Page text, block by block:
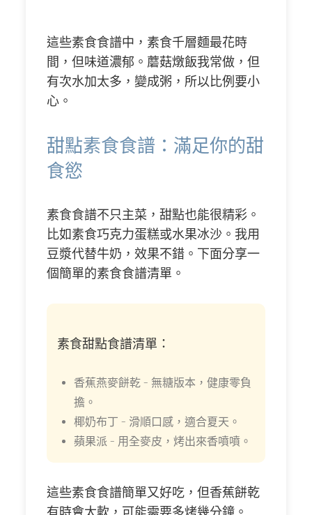
這些素食食譜中，素食千層麵最花時
間，但味道濃郁。蘑菇燉飯我常做，但
有次水加太多，變成粥，所以比例要小
心。
甜點素食食譜：滿足你的甜
食慾
素食食譜不只主菜，甜點也能很精彩。
比如素食巧克力蛋糕或水果冰沙。我用
豆漿代替牛奶，效果不錯。下面分享一
個簡單的素食食譜清單。
素食甜點食譜清單：
香蕉燕麥餅乾 – 無糖版本，健康零負
擔。
椰奶布丁 – 滑順口感，適合夏天。
蘋果派 – 用全麥皮，烤出來香噴噴。
這些素食食譜簡單又好吃，但香蕉餅乾